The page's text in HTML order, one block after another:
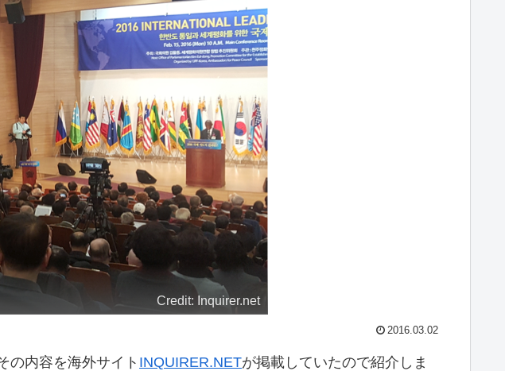
Credit: Inquirer.net
2016.03.02
の内容を海外サイト INQUIRER.NETが掲載していたので紹介しま